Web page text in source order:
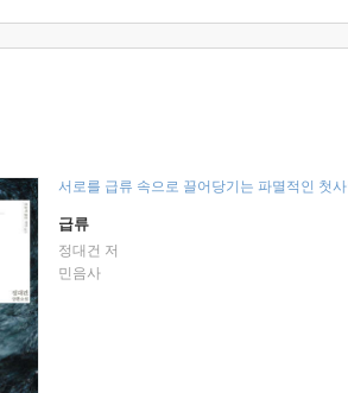
서로를 급류 속으로 끌어당기는 파멸적인 첫
급류
정대건 저
민음사